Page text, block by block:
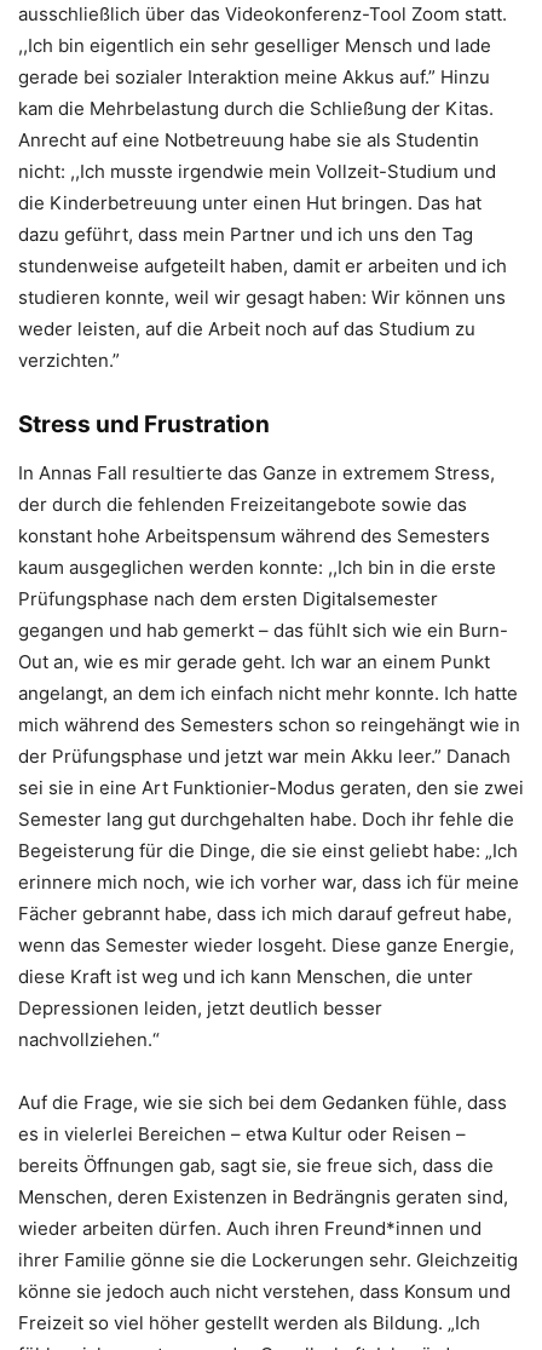
ausschließlich über das Videokonferenz-Tool Zoom statt.
,,Ich bin eigentlich ein sehr geselliger Mensch und lade
gerade bei sozialer Interaktion meine Akkus auf.” Hinzu
kam die Mehrbelastung durch die Schließung der Kitas.
Anrecht auf eine Notbetreuung habe sie als Studentin
nicht: ,,Ich musste irgendwie mein Vollzeit-Studium und
die Kinderbetreuung unter einen Hut bringen. Das hat
dazu geführt, dass mein Partner und ich uns den Tag
stundenweise aufgeteilt haben, damit er arbeiten und ich
studieren konnte, weil wir gesagt haben: Wir können uns
weder leisten, auf die Arbeit noch auf das Studium zu
verzichten.”
Stress und Frustration
In Annas Fall resultierte das Ganze in extremem Stress,
der durch die fehlenden Freizeitangebote sowie das
konstant hohe Arbeitspensum während des Semesters
kaum ausgeglichen werden konnte: ,,Ich bin in die erste
Prüfungsphase nach dem ersten Digitalsemester
gegangen und hab gemerkt – das fühlt sich wie ein Burn-
Out an, wie es mir gerade geht. Ich war an einem Punkt
angelangt, an dem ich einfach nicht mehr konnte. Ich hatte
mich während des Semesters schon so reingehängt wie in
der Prüfungsphase und jetzt war mein Akku leer.” Danach
sei sie in eine Art Funktionier-Modus geraten, den sie zwei
Semester lang gut durchgehalten habe. Doch ihr fehle die
Begeisterung für die Dinge, die sie einst geliebt habe: „Ich
erinnere mich noch, wie ich vorher war, dass ich für meine
Fächer gebrannt habe, dass ich mich darauf gefreut habe,
wenn das Semester wieder losgeht. Diese ganze Energie,
diese Kraft ist weg und ich kann Menschen, die unter
Depressionen leiden, jetzt deutlich besser
nachvollziehen.“
Auf die Frage, wie sie sich bei dem Gedanken fühle, dass
es in vielerlei Bereichen – etwa Kultur oder Reisen –
bereits Öffnungen gab, sagt sie, sie freue sich, dass die
Menschen, deren Existenzen in Bedrängnis geraten sind,
wieder arbeiten dürfen. Auch ihren Freund*innen und
ihrer Familie gönne sie die Lockerungen sehr. Gleichzeitig
könne sie jedoch auch nicht verstehen, dass Konsum und
Freizeit so viel höher gestellt werden als Bildung. „Ich